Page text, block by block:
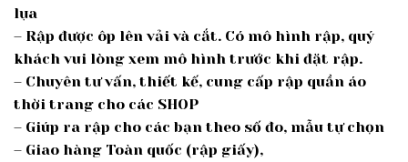
lụa
– Rập được ôp lên vải và cắt. Có mô hình rập, quý
khách vui lòng xem mô hình trước khi đặt rập.
– Chuyên tư vấn, thiết kế, cung cấp rập quần áo
thời trang cho các SHOP
– Giúp ra rập cho các bạn theo số đo, mẫu tự chọn
– Giao hàng Toàn quốc (rập giấy),